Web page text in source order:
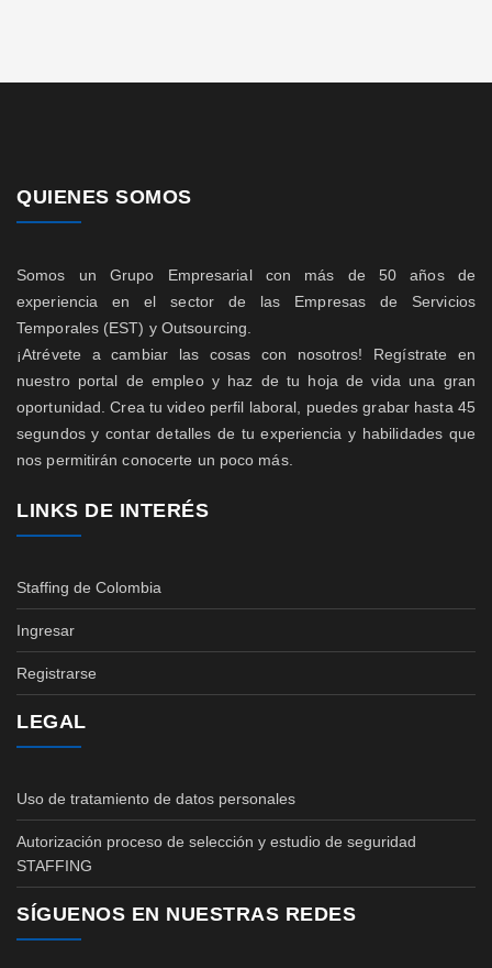
QUIENES SOMOS
Somos un Grupo Empresarial con más de 50 años de
experiencia en el sector de las Empresas de Servicios
Temporales (EST) y Outsourcing.
¡Atrévete a cambiar las cosas con nosotros! Regístrate en
nuestro portal de empleo y haz de tu hoja de vida una gran
oportunidad. Crea tu video perfil laboral, puedes grabar hasta 45
segundos y contar detalles de tu experiencia y habilidades que
nos permitirán conocerte un poco más.
LINKS DE INTERÉS
Staffing de Colombia
Ingresar
Registrarse
LEGAL
Uso de tratamiento de datos personales
Autorización proceso de selección y estudio de seguridad
STAFFING
SÍGUENOS EN NUESTRAS REDES